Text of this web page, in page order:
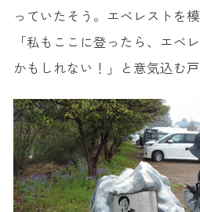
っていたそう。エベレストを
「私もここに登ったら、エベ
かもしれない！」と意気込む戸